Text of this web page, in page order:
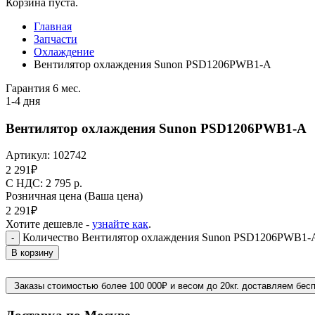
Корзина пуста.
Главная
Запчасти
Охлаждение
Вентилятор охлаждения Sunon PSD1206PWB1-A
Гарантия 6 мес.
1-4 дня
Вентилятор охлаждения Sunon PSD1206PWB1-A
Артикул: 102742
2 291₽
C НДС: 2 795 р.
Розничная цена (Ваша цена)
2 291₽
Хотите дешевле - узнайте как.
- Количество Вентилятор охлаждения Sunon PSD1206PWB1-
В корзину
Заказы стоимостью более 100 000₽ и весом до 20кг. доставляем